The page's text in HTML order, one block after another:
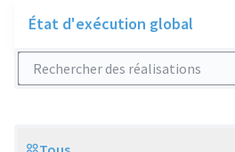
État d'exécution global
Rechercher des réalisations